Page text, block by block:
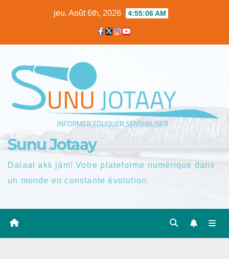
jeu. Août 6th, 2026 4:55:07 AM
Sunu Jotaay
Dalaal akk jàm! Votre plateforme numérique dans
un monde en constante évolution.